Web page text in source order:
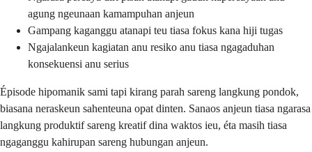
agung ngeunaan kamampuhan anjeun
Gampang kaganggu atanapi teu tiasa fokus kana hiji tugas
Ngajalankeun kagiatan anu resiko anu tiasa ngagaduhan
konsekuensi anu serius
Épisode hipomanik sami tapi kirang parah sareng langkung pondok,
biasana neraskeun sahenteuna opat dinten. Sanaos anjeun tiasa ngarasa
langkung produktif sareng kreatif dina waktos ieu, éta masih tiasa
ngaganggu kahirupan sareng hubungan anjeun.